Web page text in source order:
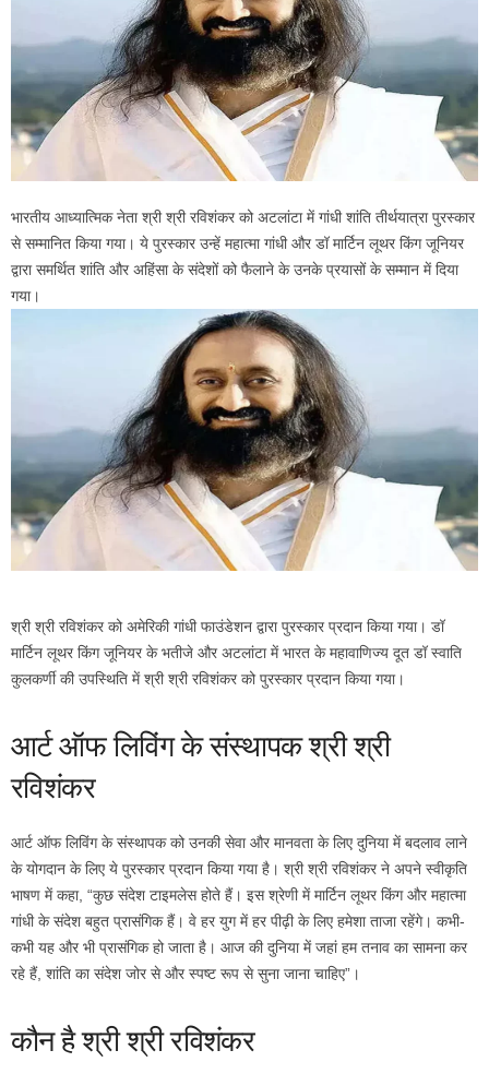
भारतीय आध्यात्मिक नेता श्री श्री रविशंकर को अटलांटा में गांधी शांति तीर्थयात्रा पुरस्कार
से सम्मानित किया गया। ये पुरस्कार उन्हें महात्मा गांधी और डॉ मार्टिन लूथर किंग जूनियर
द्वारा समर्थित शांति और अहिंसा के संदेशों को फैलाने के उनके प्रयासों के सम्मान में दिया
गया।
श्री श्री रविशंकर को अमेरिकी गांधी फाउंडेशन द्वारा पुरस्कार प्रदान किया गया। डॉ
मार्टिन लूथर किंग जूनियर के भतीजे और अटलांटा में भारत के महावाणिज्य दूत डॉ स्वाति
कुलकर्णी की उपस्थिति में श्री श्री रविशंकर को पुरस्कार प्रदान किया गया।
आर्ट ऑफ लिविंग के संस्थापक श्री श्री
रविशंकर
आर्ट ऑफ लिविंग के संस्थापक को उनकी सेवा और मानवता के लिए दुनिया में बदलाव लाने
के योगदान के लिए ये पुरस्कार प्रदान किया गया है। श्री श्री रविशंकर ने अपने स्वीकृति
भाषण में कहा, “कुछ संदेश टाइमलेस होते हैं। इस श्रेणी में मार्टिन लूथर किंग और महात्मा
गांधी के संदेश बहुत प्रासंगिक हैं। वे हर युग में हर पीढ़ी के लिए हमेशा ताजा रहेंगे। कभी-
कभी यह और भी प्रासंगिक हो जाता है। आज की दुनिया में जहां हम तनाव का सामना कर
रहे हैं, शांति का संदेश जोर से और स्पष्ट रूप से सुना जाना चाहिए”।
कौन है श्री श्री रविशंकर